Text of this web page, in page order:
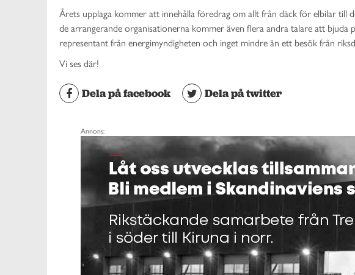
Årets upplaga kommer att innehålla föredrag om allt från däck för elbilar till
de arrangerande organisationerna kommer även flera andra talare att
representant från energimyndigheten och inget mindre än ett besök från
Vi ses där!
Dela på facebook Dela på twitter
Annons: